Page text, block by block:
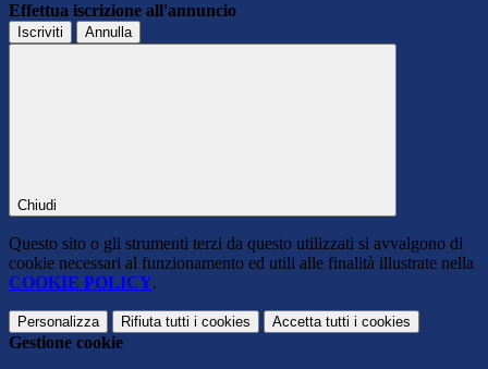
Effettua iscrizione all'annuncio
Iscriviti Annulla
Chiudi
Questo sito o gli strumenti terzi da questo utilizzati si avvalgono di
cookie necessari al funzionamento ed utili alle finalità illustrate nella
COOKIE POLICY.
Personalizza Rifiuta tutti i cookies Accetta tutti i cookies
Gestione cookie